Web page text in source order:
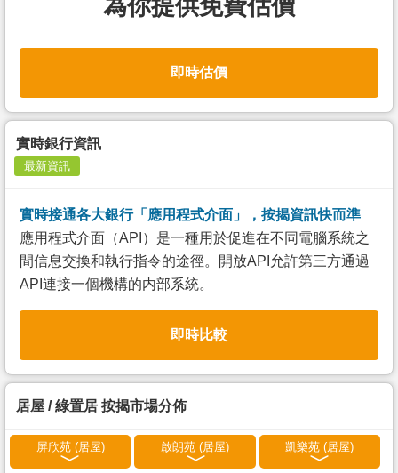
為你提供免費估價
即時估價
實時銀行資訊
最新資訊
實時接通各大銀行「應用程式介面」，按揭資訊快而準
應用程式介面（API）是一種用於促進在不同電腦系統之
間信息交換和執行指令的途徑。開放API允許第三方通過
API連接一個機構的内部系統。
即時比較
居屋 / 綠置居 按揭市場分佈
屏欣苑 (居屋) 啟朗苑 (居屋) 凱樂苑 (居屋)